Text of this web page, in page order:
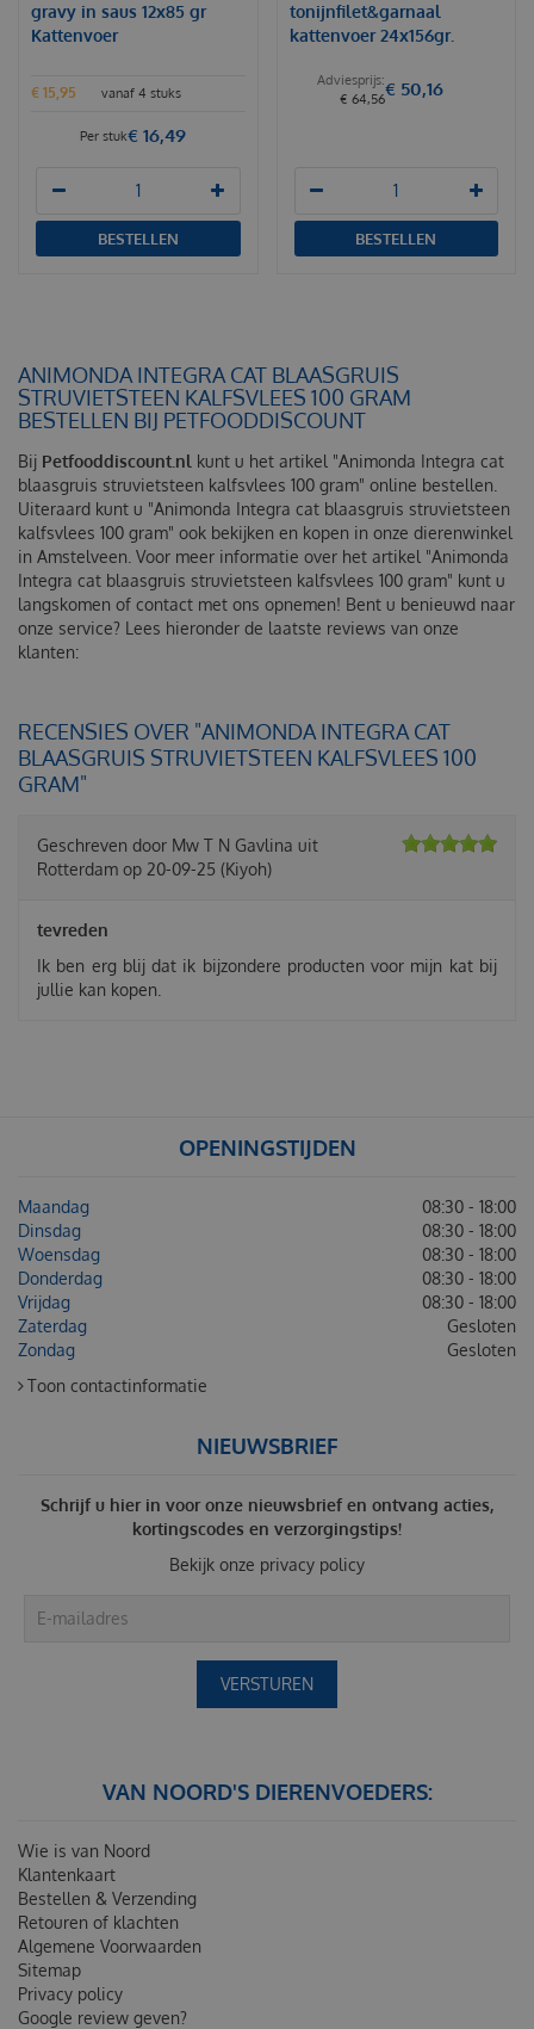
gravy in saus 12x85 gr
Kattenvoer
vanaf 4 stuks
€ 15,95
€ 16,49
Per stuk
BESTELLEN
tonijnfilet&garnaal
kattenvoer 24x156gr.
€ 64,56€ 50,16
BESTELLEN
ANIMONDA INTEGRA CAT BLAASGRUIS
STRUVIETSTEEN KALFSVLEES 100 GRAM
BESTELLEN BIJ PETFOODDISCOUNT
Bij Petfooddiscount.nl kunt u het artikel "Animonda Integra cat
blaasgruis struvietsteen kalfsvlees 100 gram" online bestellen.
Uiteraard kunt u "Animonda Integra cat blaasgruis struvietsteen
kalfsvlees 100 gram" ook bekijken en kopen in onze dierenwinkel
in Amstelveen. Voor meer informatie over het artikel "Animonda
Integra cat blaasgruis struvietsteen kalfsvlees 100 gram" kunt u
langskomen of contact met ons opnemen! Bent u benieuwd naar
onze service? Lees hieronder de laatste reviews van onze
klanten:
RECENSIES OVER "ANIMONDA INTEGRA CAT
BLAASGRUIS STRUVIETSTEEN KALFSVLEES 100
GRAM"
Geschreven door Mw T N Gavlina uit
Rotterdam op 20-09-25 (Kiyoh)
tevreden
Ik ben erg blij dat ik bijzondere producten voor mijn kat bij
jullie kan kopen.
OPENINGSTIJDEN
Maandag
08:30 - 18:00
Dinsdag
08:30 - 18:00
Woensdag
08:30 - 18:00
Donderdag
08:30 - 18:00
Vrijdag
08:30 - 18:00
Zaterdag
Gesloten
Zondag
Gesloten
Toon contactinformatie
NIEUWSBRIEF
Schrijf u hier in voor onze nieuwsbrief en ontvang acties,
kortingscodes en verzorgingstips!
Bekijk onze privacy policy
VAN NOORD'S DIERENVOEDERS:
Wie is van Noord
Klantenkaart
Bestellen & Verzending
Retouren of klachten
Algemene Voorwaarden
Sitemap
Privacy policy
Google review geven?